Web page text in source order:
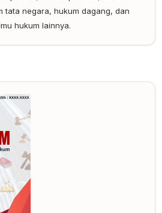
tata negara, hukum dagang, dan
hukum lainnya.